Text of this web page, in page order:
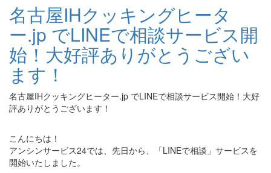
名古屋IHクッキングヒータ
ー.jp でLINEで相談サービス開
始！大好評ありがとうござい
ます！
名古屋IHクッキングヒーター.jp でLINEで相談サービス開始！大好
評ありがとうございます！
こんにちは！
アンシンサービス24では、先日から、「LINEで相談」サービスを
開始いたしました。